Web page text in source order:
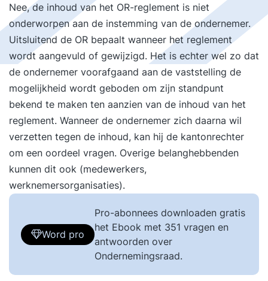
Nee, de inhoud van het OR-reglement is niet
onderworpen aan de instemming van de ondernemer.
Uitsluitend de OR bepaalt wanneer het reglement
wordt aangevuld of gewijzigd. Het is echter wel zo dat
de ondernemer voorafgaand aan de vaststelling de
mogelijkheid wordt geboden om zijn standpunt
bekend te maken ten aanzien van de inhoud van het
reglement. Wanneer de ondernemer zich daarna wil
verzetten tegen de inhoud, kan hij de kantonrechter
om een oordeel vragen. Overige belanghebbenden
kunnen dit ook (medewerkers,
werknemersorganisaties).
Word pro
Pro-abonnees downloaden gratis
het Ebook met 351 vragen en
antwoorden over
Ondernemingsraad.